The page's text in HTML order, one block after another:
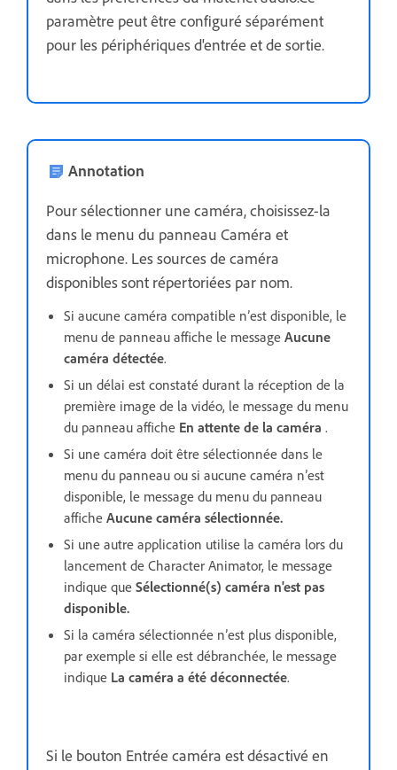
paramètre peut être configuré séparément
pour les périphériques d'entrée et de sortie.
Annotation
Pour sélectionner une caméra,choisissez-la
dans le menu du panneau Caméra et
microphone. Les sources de caméra
disponibles sont répertoriées par nom.
Si aucune caméra compatible n’est disponible, le
menu de panneau affiche le message Aucune
caméra détectée.
Si un délai est constaté durant la réception de la
première image de la vidéo, le message du menu
du panneau affiche En attente de la caméra .
Si une caméra doit être sélectionnée dans le
menu du panneau ou si aucune caméra n’est
disponible, le message du menu du panneau
affiche Aucune caméra sélectionnée.
Si une autre application utilise la caméra lors du
lancement de Character Animator, le message
indique que Sélectionné(s) caméra n'est pas
disponible.
Si la caméra sélectionnée n’est plus disponible,
par exemple si elle est débranchée, le message
indique La caméra a été déconnectée.
Si le bouton Entrée caméra est désactivé en